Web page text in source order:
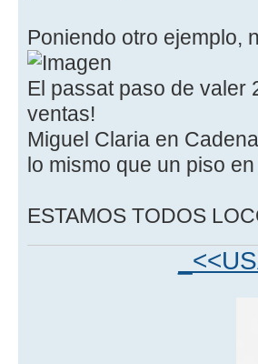
Poniendo otro ejemplo,
El passat paso de valer
ventas!
Miguel Claria en
lo mismo que un piso
ESTAMOS TODOS